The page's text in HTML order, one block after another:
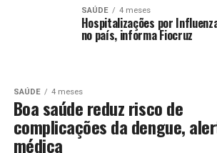
SAÚDE 4 meses
Hospitalizações por
no país, informa Fiocruz
SAÚDE 4 meses
Boa saúde reduz risco de
complicações da dengue,
médica